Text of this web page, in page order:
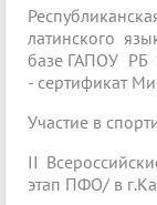
латинского
базе ГАПОУ РБ
- сертификат
Участие в
II
этап ПФО/ в